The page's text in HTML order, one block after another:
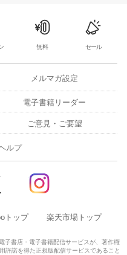
無料 セール
メルマガ設定
電子書籍リーダー
ご意見・ご要望
ルプ
トップ 楽天市場トップ
子書店・電子書籍配信サービスが、著作権
許諾を得た正規版配信サービスであること